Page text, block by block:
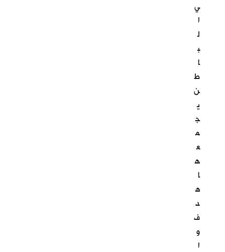
ي
ا
ل
ب
ا
ط
ن
ي
ج
م
ع
ه
ا
ه
د
ف
و
ا